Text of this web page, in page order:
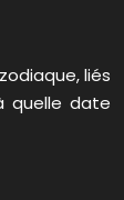
liés
quelle date